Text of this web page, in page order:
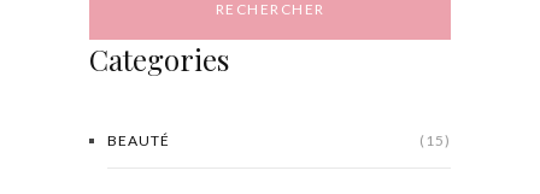
Categories
BEAUTÉ (15)